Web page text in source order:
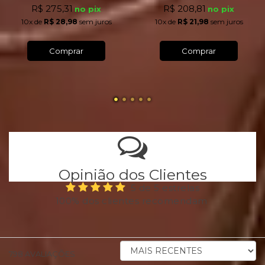
R$ 275,31 no pix
10xde R$ 28,98 sem juros
Comprar
R$ 208,81 no pix
10xde R$ 21,98 sem juros
Comprar
Opinião dos Clientes
5 de 5 estrelas
100% dos clientes recomendam
798 AVALIAÇÕES
ORDENAR
AVALIAÇÕES